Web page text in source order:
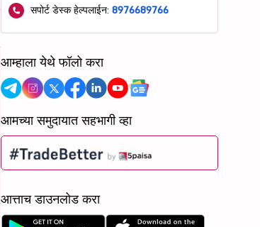
सपोर्ट डेस्क हेल्पलाईन:8976689766
आम्हाला येथे फॉलो करा
आमच्या समुदायात सहभागी व्हा
आत्ताच डाउनलोड करा